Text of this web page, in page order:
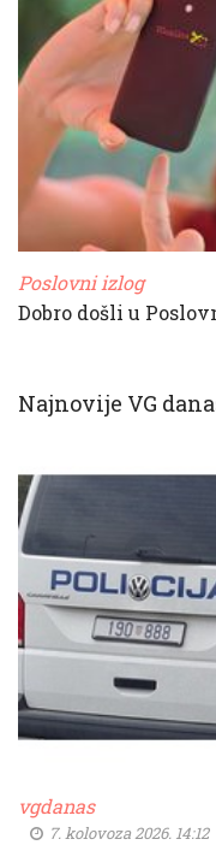
Poslovni izlog
Dobro došli u
Najnovije VG
vgdanas
7. kolovoza 2026. 14:12